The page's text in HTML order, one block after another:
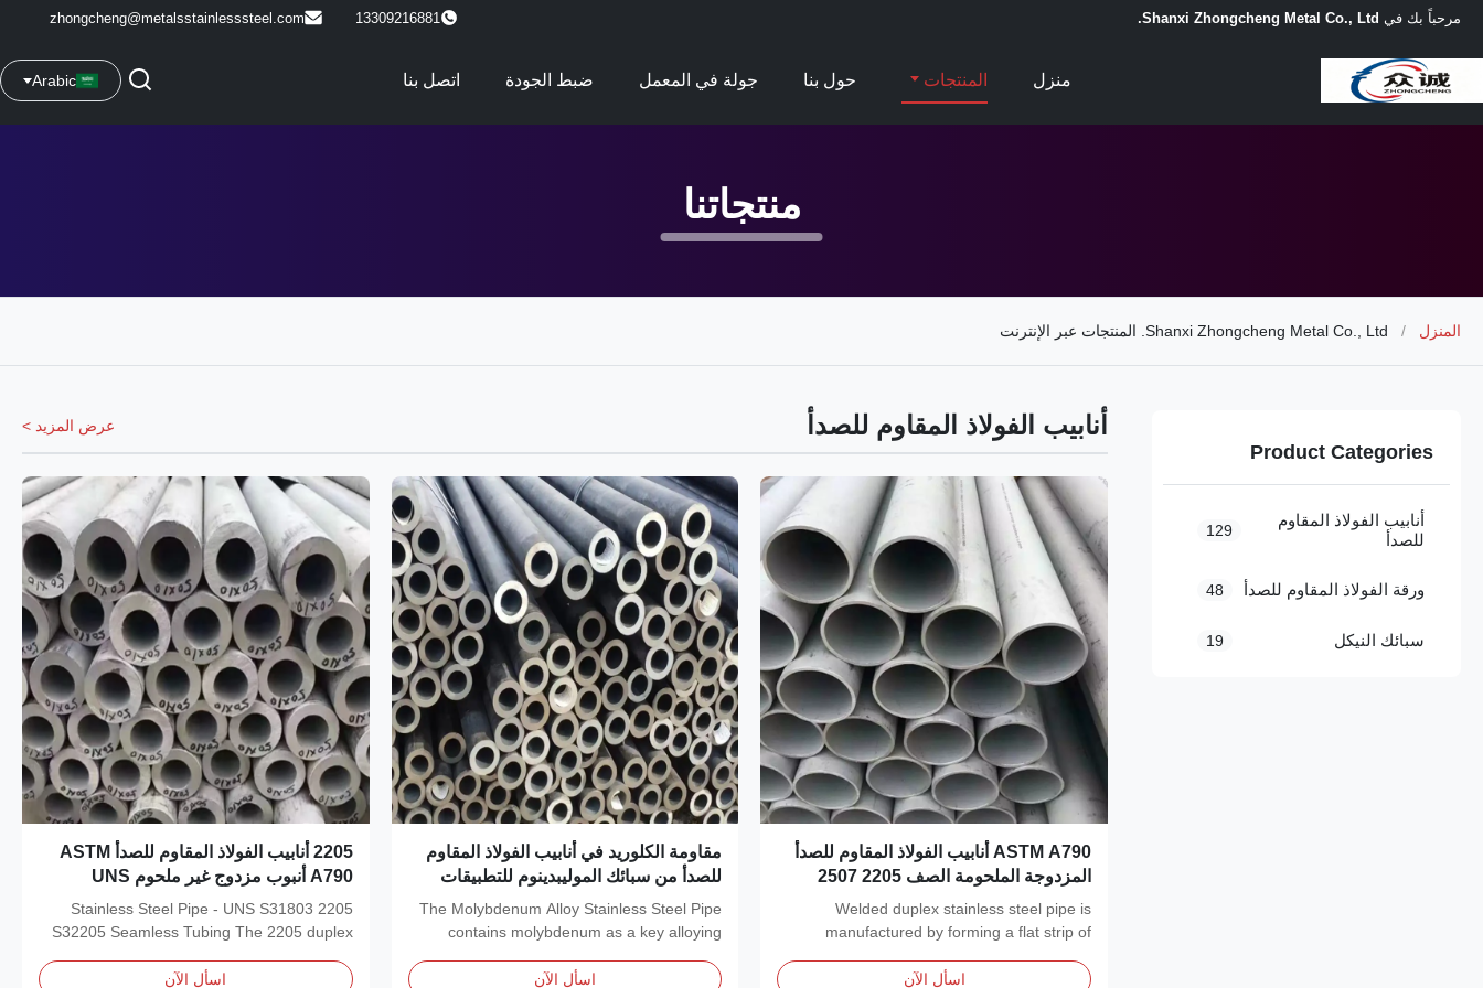
مرحباً بك في Shanxi Zhongcheng Metal Co., Ltd.
13309216881
zhongcheng@metalsstainlesssteel.com
منزل المنتجات حول بنا جولة في المعمل ضبط الجودة اتصل بنا Arabic
منتجاتنا
المنزل / Shanxi Zhongcheng Metal Co., Ltd. المنتجات عبر الإنترنت
Product Categories
أنابيب الفولاذ المقاوم
للصدأ
129
ورقة الفولاذ المقاوم للصدأ 48
سبائك النيكل 19
أنابيب الفولاذ المقاوم للصدأ عرض المزيد >
ASTM A790 أنابيب الفولاذ المقاوم للصدأ
المزدوجة الملحومة الصف 2205 2507
2304
Welded duplex stainless steel pipe is
manufactured by forming a flat strip of
اسأل الآن
مقاومة الكلوريد في أنابيب الفولاذ المقاوم
للصدأ من سبائك الموليبدينوم للتطبيقات
الكيميائية البحرية
The Molybdenum Alloy Stainless Steel Pipe
contains molybdenum as a key alloying
اسأل الآن
2205 أنابيب الفولاذ المقاوم للصدأ ASTM
A790 أنبوب مزدوج غير ملحوم UNS
S31803 / S32205 للمواد الكيميائية البحرية
2205 Stainless Steel Pipe - UNS S31803
S32205 Seamless Tubing The 2205 duplex
اسأل الآن